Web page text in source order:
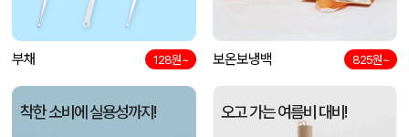
조OO
한OO 08-06
이OO 종이쇼핑백_터크 (220x100x285mm) 08-06
부채 128원~ 보온보냉백 825원~
착한 소비에 실용성까지! 오고 가는 여름비 대비!